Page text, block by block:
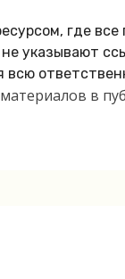
где
указывают
в